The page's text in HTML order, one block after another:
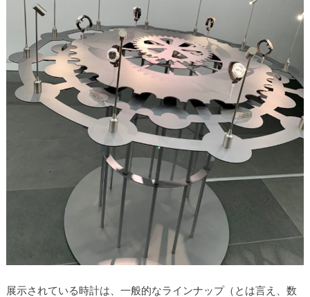
展示されている時計は、一般的なラインナップ（とは言え、数